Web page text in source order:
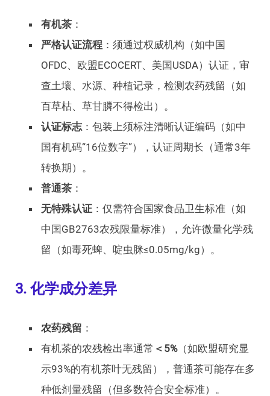
有机茶 ：
严格认证流程 ：须通过权威机构（如中国
OFDC、欧盟ECOCERT、美国USDA）认证，审
查土壤、水源、种植记录，检测农药残留（如
百草枯、草甘膦不得检出）。
认证标志 ：包装上须标注清晰认证编码（如中
国有机码“16位数字”），认证周期长（通常3年
转换期）。
普通茶 ：
无特殊认证 ：仅需符合国家食品卫生标准（如
中国GB2763农残限量标准），允许微量化学残
留（如毒死蜱、啶虫脒≤0.05mg/kg）。
3. 化学成分差异
农药残留 ：
有机茶的农残检出率通常 ＜5%（如欧盟研究显
示93%的有机茶叶无残留），普通茶可能存在多
种低剂量残留（但多数符合安全标准）。